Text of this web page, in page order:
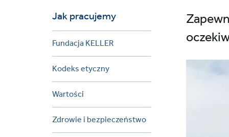
Jak pracujemy
Fundacja KELLER
Kodeks etyczny
Wartości
Zdrowie i bezpieczeństwo